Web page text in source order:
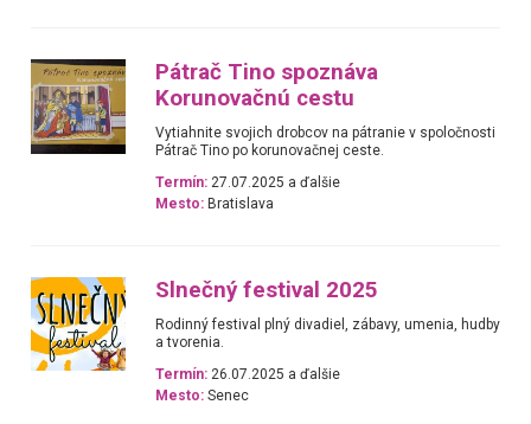
Pátrač Tino spoznáva
Korunovačnú cestu
Vytiahnite svojich drobcov na pátranie v spoločnosti
Pátrač Tino po korunovačnej ceste.
Termín: 27.07.2025 a ďalšie
Mesto: Bratislava
Slnečný festival 2025
Rodinný festival plný divadiel, zábavy, umenia, hudby
a tvorenia.
Termín: 26.07.2025 a ďalšie
Mesto: Senec